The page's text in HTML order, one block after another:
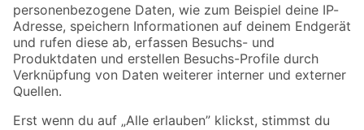
Zahlungsarten Versandarten
Sicher einkaufen